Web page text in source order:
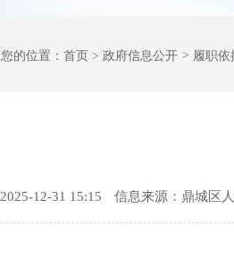
您的位置： 首页 > 政府信息公开 > 履职依
2025-12-31 15:15 信息来源：鼎城区